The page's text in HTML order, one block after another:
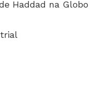
Haddad na Globo